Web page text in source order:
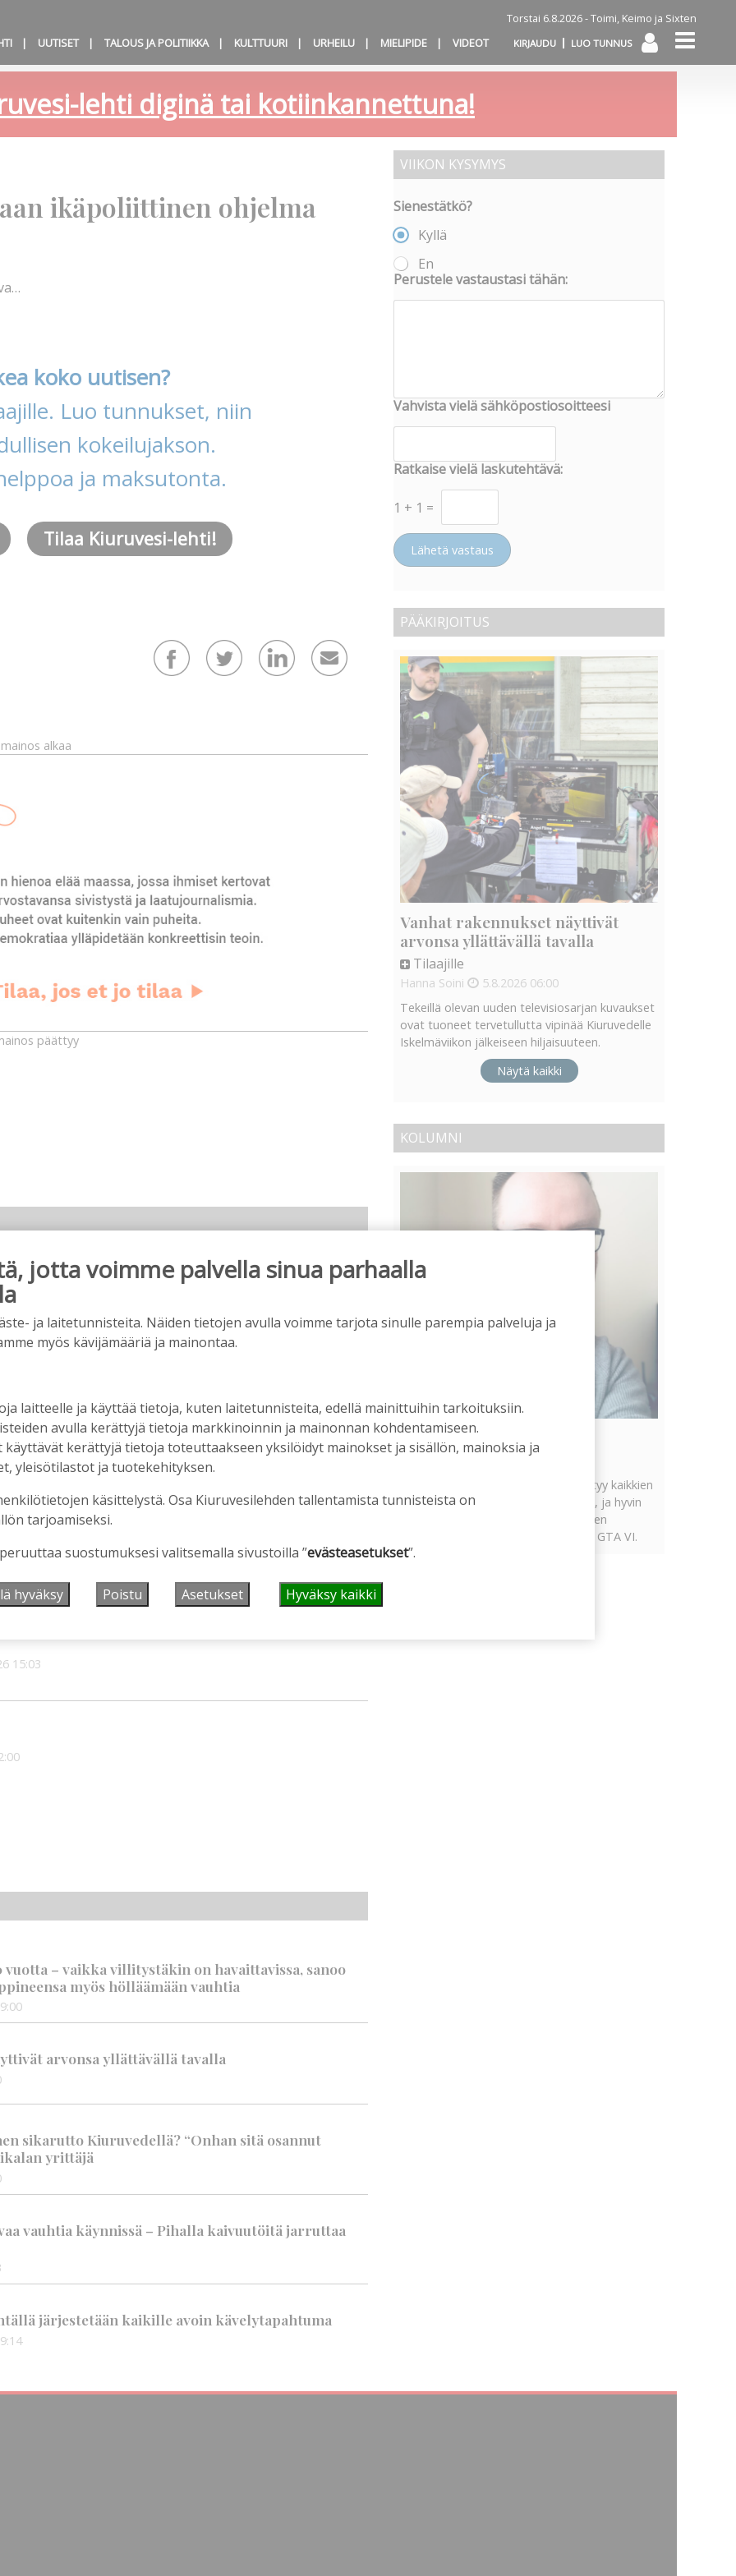
Torstai 6.8.2026 -Toimi, Keimo ja Sixten
UUTISET TALOUS JA POLITIIKKA KULTTUURI URHEILU MIELIPIDE VIDEOT KIRJAUDU LUO TUNNUS
lehti diginä tai kotiinkannettuna!
ikäpoliittinen ohjelma
koko uutisen?
Luo tunnukset, niin
kokeilujakson.
ja maksutonta.
Tilaa Kiuruvesi-lehti!
mainos alkaa
päättyy
15:40
15:35
kunnioituksen
13:26
15:03
vuotta – vaikka villitystäkin on havaittavissa, sanoo
myös hölläämään vauhtia
arvonsa yllättävällä tavalla
sikarutto Kiuruvedellä? “Onhan sitä osannut
yrittäjä
vauhtia käynnissä – Pihalla kaivuutöitä jarruttaa
järjestetään kaikille avoin kävelytapahtuma
VIIKON KYSYMYS
Sienestätkö?
Kyllä
En
Perustele vastaustasi tähän:
Vahvista vielä sähköpostiosoitteesi
Ratkaise vielä laskutehtävä:
1 + 1 =
Lähetä vastaus
PÄÄKIRJOITUS
Vanhat rakennukset näyttivät
arvonsa yllättävällä tavalla
Tilaajille
Hanna Soini 5.8.2026 06:00
Tekeillä olevan uuden televisiosarjan kuvaukset
ovat tuoneet tervetullutta vipinää Kiuruvedelle
Iskelmäviikon jälkeiseen hiljaisuuteen.
Näytä kaikki
KOLUMNI
Vähempikin riittäisi?
31.7.2026
Tämän vuoden marraskuussa ilmestyy kaikkien
aikojen odotetuin ja ennakkotilatuin, ja hyvin
todennäköisesti myös kaikkien aikojen
myydyimmäksi videopeliksi nouseva GTA VI.
jotta voimme palvella sinua parhaalla
ja laitetunnisteita. Näiden tietojen avulla voimme tarjota sinulle parempia palveluja ja
myös kävijämääriä ja mainontaa.
laitteelle ja käyttää tietoja, kuten laitetunnisteita, edellä mainittuihin tarkoituksiin.
avulla kerättyjä tietoja markkinoinnin ja mainonnan kohdentamiseen.
kerättyjä tietoja toteuttaakseen yksilöidyt mainokset ja sisällön, mainoksia ja
yleisötilastot ja tuotekehityksen.
käsittelystä. Osa Kiuruvesilehden tallentamista tunnisteista on
tarjoamiseksi.
suostumuksesi valitsemalla sivustoilla ”evästeasetukset”.
hyväksy Poistu Asetukset Hyväksy kaikki